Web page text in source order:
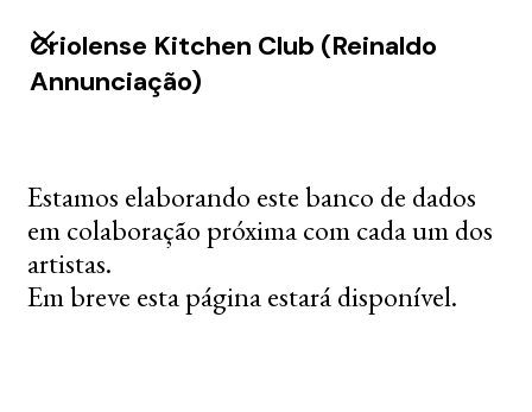
Criolense Kitchen Club (Reinaldo
Annunciação)
Estamos elaborando este banco de dados
em colaboração próxima com cada um dos
artistas.
Em breve esta página estará disponível.